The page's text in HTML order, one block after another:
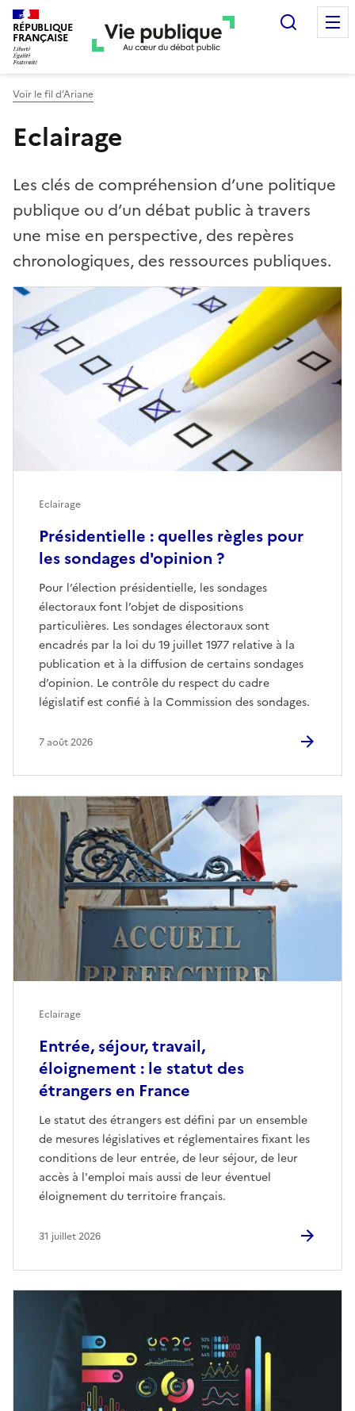
RÉPUBLIQUE
FRANÇAISE
Voir le fil d’Ariane
Eclairage
Les clés de compréhension d’une politique
publique ou d’un débat public à travers
une mise en perspective, des repères
chronologiques, des ressources publiques.
Présidentielle : quelles règles pour
les sondages d'opinion ?
Pour l’élection présidentielle, les sondages
électoraux font l’objet de dispositions
particulières. Les sondages électoraux sont
encadrés par la loi du 19 juillet 1977 relative à la
publication et à la diffusion de certains sondages
d’opinion. Le contrôle du respect du cadre
législatif est confié à la Commission des sondages.
Eclairage
7 août 2026
Entrée, séjour, travail,
éloignement : le statut des
étrangers en France
Le statut des étrangers est défini par un ensemble
de mesures législatives et réglementaires fixant les
conditions de leur entrée, de leur séjour, de leur
accès à l'emploi mais aussi de leur éventuel
éloignement du territoire français.
Eclairage
31 juillet 2026